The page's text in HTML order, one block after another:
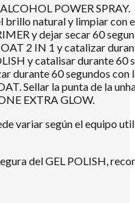
POWER SPRAY.
brillo natural y limpiar con
y dejar secar 60
2 IN 1 y catalizar
y catalisar durante
durante 60 segundos
Sellar la punta de la
EXTRA GLOW.
variar según el equipo
del GEL POLISH,